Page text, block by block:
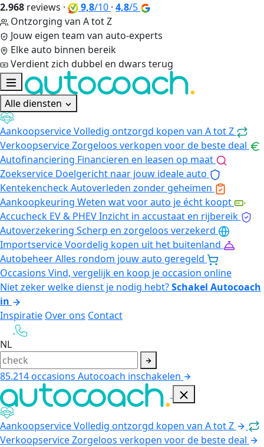
2.968 reviews · 9,8/10 · 4,8/5
Ontzorging van A tot Z
Jouw eigen team van auto-experts
Elke auto binnen bereik
Verdient zich dubbel en dwars terug
Alle diensten
AankoopserviceVolledig ontzorgd kopen van A tot Z
VerkoopserviceZorgeloos verkopen voor de beste deal
Autofinanciering Financieren en leasen op maat
Zoekservice Doelgericht naar jouw ideale auto
KentekencheckAutoverleden zonder geheimen
Aankoopkeuring Weten wat voor auto je écht koopt
Accucheck EV & PHEVInzicht in accustaat en rijbereik
Autoverzekering Scherp en zorgeloos verzekerd
ImportserviceVoordelig kopen uit het buitenland
AutobeheerAlles rondom jouw auto geregeld
Occasions Vind, vergelijk en koop je occasion online
Niet zeker welke dienst je nodig hebt?Schakel Autocoach
in
Inspiratie Over ons Contact
NL
85.214occasions Autocoach inschakelen
AankoopserviceVolledig ontzorgd kopen van A tot Z
VerkoopserviceZorgeloos verkopen voor de beste deal